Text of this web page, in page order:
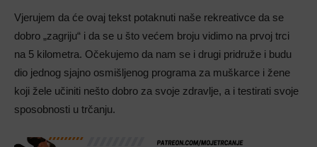
Vjerujem da će ovaj tekst potaknuti naše rekreativce da se
dobro „zagriju“ i da se u što većem broju vidimo na prvoj trci
na 5 kilometra. Očekujemo da nam se i drugi pridruže i budu
dio jednog sjajno osmišljenog programa za muškarce i žene
koji žele učiniti nešto dobro za svoje zdravlje, a i testirati svoje
sposobnosti u trčanju.